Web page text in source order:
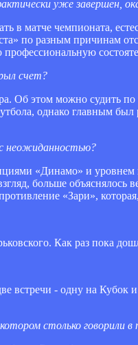
уже завершен,
в матче чемпионата,
по разным причинам
счет?
Об этом можно судить
однако главным
неожиданностью?
«Динамо» и уровнем
больше объяснялось
«Зари»,
Как раз пока
встречи - одну на Кубок
столько говорили в